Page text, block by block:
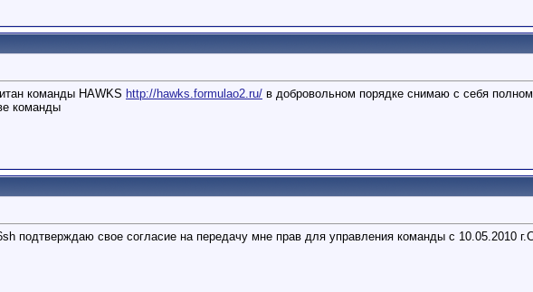
команды HAWKS http://hawks.formulao2.ru/ в добровольном порядке снимаю с себя
команды
подтверждаю свое согласие на передачу мне прав для управления команды с 10.05.2010